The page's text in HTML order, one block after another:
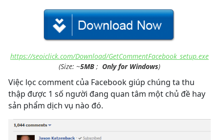
https://seoiclick.com/Download/GetCommentFacebook_setup.exe
(Size: ~5MB ; Only for Windows)
Việc lọc comment của Facebook giúp chúng ta thu
thập được 1 số người đang quan tâm một chủ đề hay
sản phẩm dịch vụ nào đó.